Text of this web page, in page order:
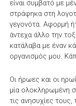
είναι συμβατό με
στράφηκα στη
γεγονότα. Αφορμή
άντεχα άλλο την
κατάλαβα με έναν
οργανισμός μου.
Οι ήρωες και οι
μία ολοκληρωμένη
τις ανησυχίες